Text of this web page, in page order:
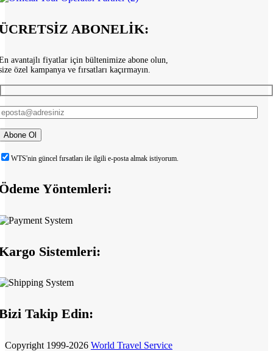
ABONELİK:
avantajlı fiyatlar için bültenimize abone olun,
özel kampanya ve fırsatları kaçırmayın.
WTS'nin güncel fırsatları ile ilgili e-posta almak istiyorum.
Yöntemleri:
Sistemleri:
Takip Edin:
Copyright 1999-2026 World Travel Service